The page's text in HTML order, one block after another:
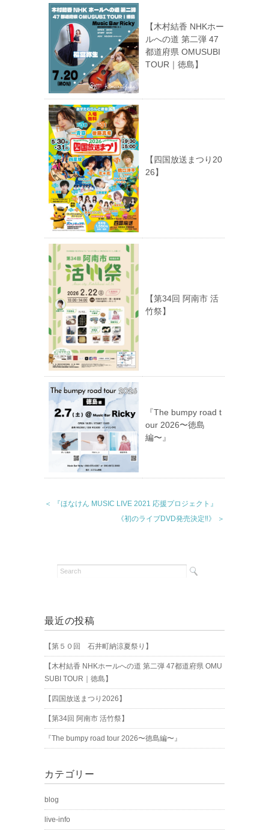
【木村結香 NHKホー
ルへの道 第二弾 47
都道府県 OMUSUBI
TOUR｜徳島】
【四国放送まつり20
26】
【第34回 阿南市 活
竹祭】
『The bumpy road t
our 2026〜徳島
編〜』
＜ 『ほなけん MUSIC LIVE 2021 応援プロジェクト』
《初のライブDVD発売決定‼︎》 ＞
最近の投稿
【第５０回 石井町納涼夏祭り】
【木村結香 NHKホールへの道 第二弾 47都道府県 OMU
SUBI TOUR｜徳島】
【四国放送まつり2026】
【第34回 阿南市 活竹祭】
『The bumpy road tour 2026〜徳島編〜』
カテゴリー
blog
live-info